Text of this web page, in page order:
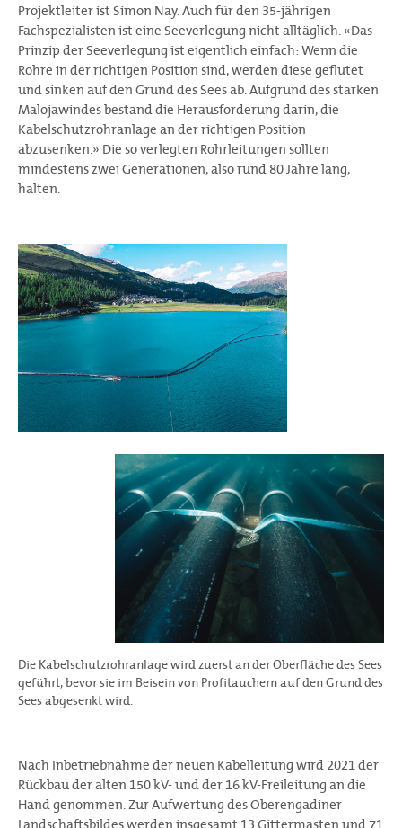
Projektleiter ist Simon Nay. Auch für den 35-jährigen
Fachspezialisten ist eine Seeverlegung nicht alltäglich. «Das
Prinzip der Seeverlegung ist eigentlich einfach: Wenn die
Rohre in der richtigen Position sind, werden diese geflutet
und sinken auf den Grund des Sees ab. Aufgrund des starken
Malojawindes bestand die Herausforderung darin, die
Kabelschutzrohranlage an der richtigen Position
abzusenken.» Die so verlegten Rohrleitungen sollten
mindestens zwei Generationen, also rund 80 Jahre lang,
halten.
Die Kabelschutzrohranlage wird zuerst an der Oberfläche des Sees
geführt, bevor sie im Beisein von Profitauchern auf den Grund des
Sees abgesenkt wird.
Nach Inbetriebnahme der neuen Kabelleitung wird 2021 der
Rückbau der alten 150 kV- und der 16 kV-Freileitung an die
Hand genommen. Zur Aufwertung des Oberengadiner
Landschaftsbildes werden insgesamt 13 Gittermasten und 71